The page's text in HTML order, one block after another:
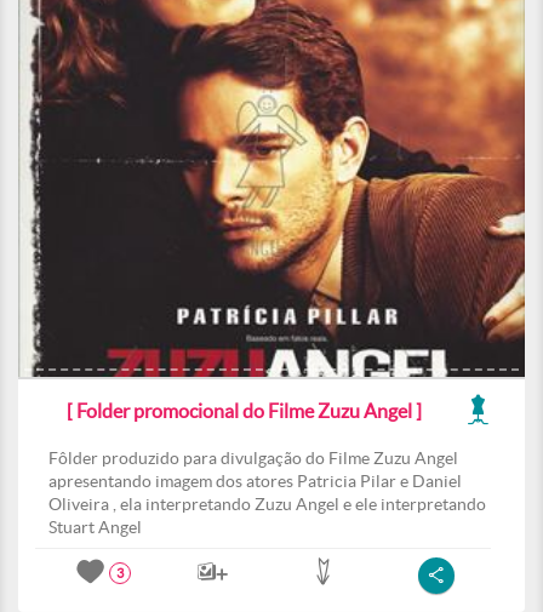
[ Folder promocional do Filme Zuzu Angel ]
Fôlder produzido para divulgação do Filme Zuzu Angel
apresentando imagem dos atores Patricia Pilar e Daniel
Oliveira , ela interpretando Zuzu Angel e ele interpretando
Stuart Angel
3